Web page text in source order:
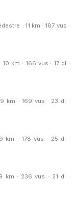
· 11 km · 187 vus ·
km · 166 vus · 17 dl ·
km · 169 vus · 23 dl ·
km · 178 vus · 25 dl ·
km · 236 vus · 21 dl ·